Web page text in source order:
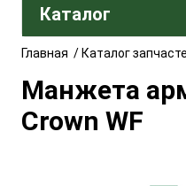
Каталог
Главная /Каталог
Манжета
Crown WF